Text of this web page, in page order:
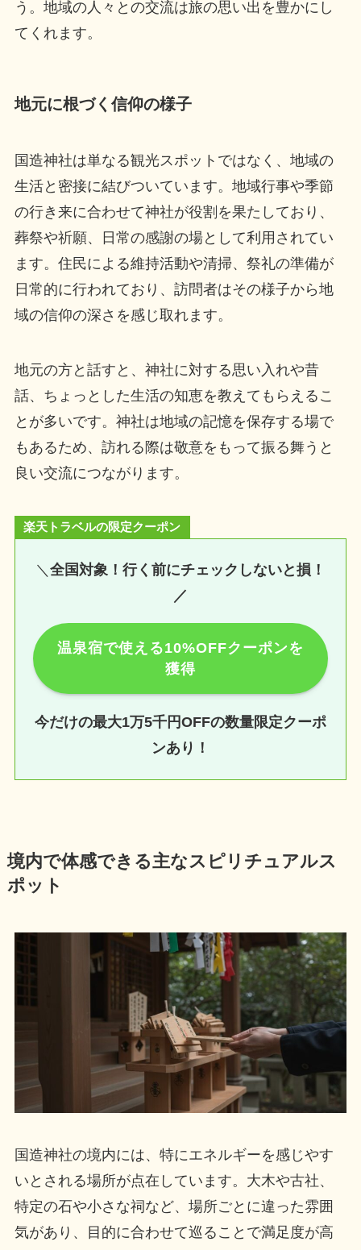
う。地域の人々との交流は旅の思い出を豊かにし
てくれます。
地元に根づく信仰の様子
国造神社は単なる観光スポットではなく、地域の
生活と密接に結びついています。地域行事や季節
の行き来に合わせて神社が役割を果たしており、
葬祭や祈願、日常の感謝の場として利用されてい
ます。住民による維持活動や清掃、祭礼の準備が
日常的に行われており、訪問者はその様子から地
域の信仰の深さを感じ取れます。
地元の方と話すと、神社に対する思い入れや昔
話、ちょっとした生活の知恵を教えてもらえるこ
とが多いです。神社は地域の記憶を保存する場で
もあるため、訪れる際は敬意をもって振る舞うと
良い交流につながります。
楽天トラベルの限定クーポン
＼ 全国対象！行く前にチェックしないと損！
／
温泉宿で使える10%OFFクーポンを
獲得
今だけの最大1万5千円OFFの数量限定クーポ
ンあり！
境内で体感できる主なスピリチュアルス
ポット
国造神社の境内には、特にエネルギーを感じやす
いとされる場所が点在しています。大木や古社、
特定の石や小さな祠など、場所ごとに違った雰囲
気があり、目的に合わせて巡ることで満足度が高